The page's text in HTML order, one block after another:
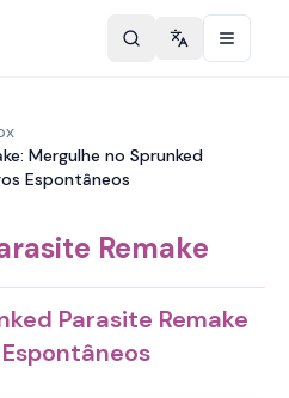
Change
Mergulhe no Sprunked
Espontâneos
Remake
Parasite Remake